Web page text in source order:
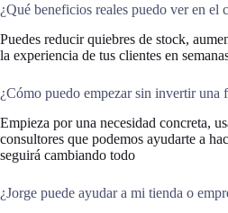
¿Qué beneficios reales puedo ver en el
Puedes reducir quiebres de stock,
la experiencia de tus clientes en
¿Cómo puedo empezar sin invertir una
Empieza por una necesidad concreta,
consultores que podemos ayudarte a
seguirá cambiando todo
¿Jorge puede ayudar a mi tienda o